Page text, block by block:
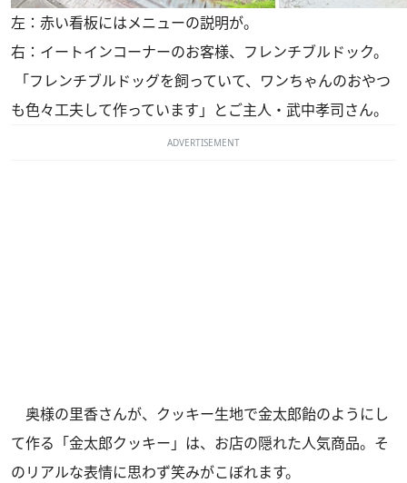
左：赤い看板にはメニューの説明が。
右：イートインコーナーのお客様、フレンチブルドック。
「フレンチブルドッグを飼っていて、ワンちゃんのおやつ
も色々工夫して作っています」とご主人・武中孝司さん。
ADVERTISEMENT
奥様の里香さんが、クッキー生地で金太郎飴のようにし
て作る「金太郎クッキー」は、お店の隠れた人気商品。そ
のリアルな表情に思わず笑みがこぼれます。